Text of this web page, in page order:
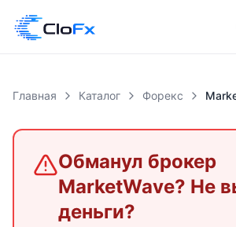
Главная Каталог Форекс
Обманул брокер
MarketWave? Не
деньги?